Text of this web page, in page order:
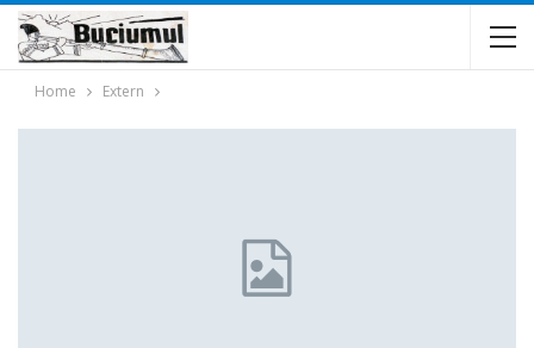
Home Extern